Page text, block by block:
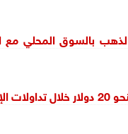
بالسوق المحلي مع